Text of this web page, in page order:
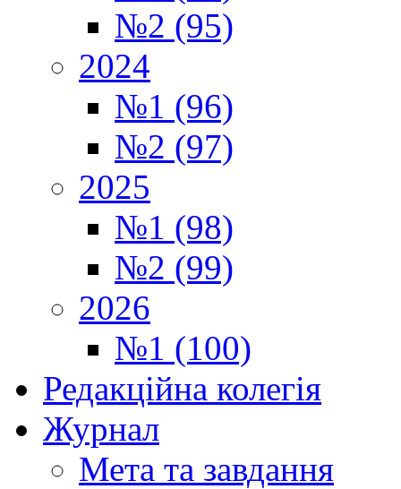
№2 (95)
2024
№1 (96)
№2 (97)
2025
№1 (98)
№2 (99)
2026
№1 (100)
Редакційна колегія
Журнал
Мета та завдання